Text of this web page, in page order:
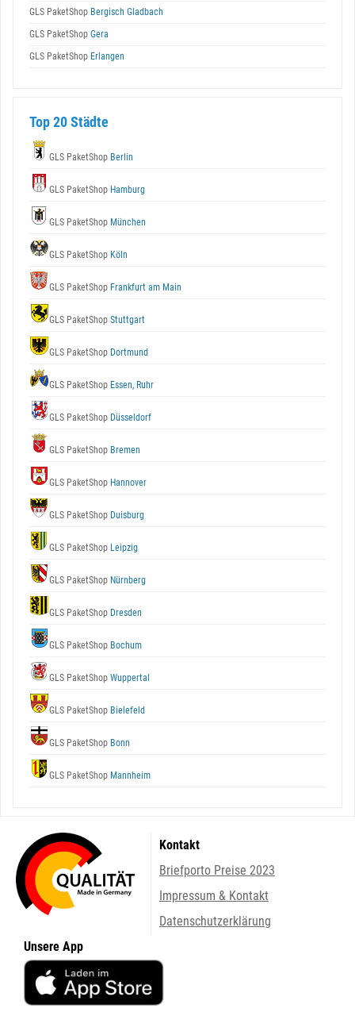
GLS PaketShop Bergisch Gladbach
GLS PaketShop Gera
GLS PaketShop Erlangen
Top 20 Städte
GLS PaketShop Berlin
GLS PaketShop Hamburg
GLS PaketShop München
GLS PaketShop Köln
GLS PaketShop Frankfurt am Main
GLS PaketShop Stuttgart
GLS PaketShop Dortmund
GLS PaketShop Essen, Ruhr
GLS PaketShop Düsseldorf
GLS PaketShop Bremen
GLS PaketShop Hannover
GLS PaketShop Duisburg
GLS PaketShop Leipzig
GLS PaketShop Nürnberg
GLS PaketShop Dresden
GLS PaketShop Bochum
GLS PaketShop Wuppertal
GLS PaketShop Bielefeld
GLS PaketShop Bonn
GLS PaketShop Mannheim
Kontakt
Briefporto Preise 2023
Impressum & Kontakt
Datenschutzerklärung
Unsere App